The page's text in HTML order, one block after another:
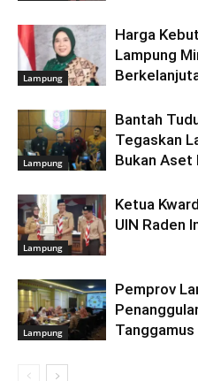
Lampung
Harga
Lampung
Lampung
Bantah
Tegaskan
Bukan Aset
Lampung
Ketua
UIN Raden
Lampung
Pemprov
Tanggamus